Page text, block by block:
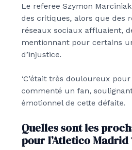
Le referee Szymon
des critiques, alors que des
réseaux sociaux affluaient,
mentionnant pour certains
d’injustice.
‘C’était très douloureux pour
commenté un fan,
émotionnel de cette défaite.
Quelles sont les
pour l’Atletico Madrid